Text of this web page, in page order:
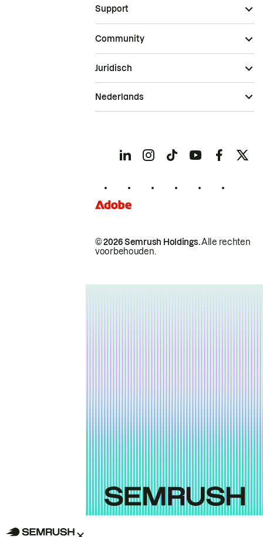
Support
Community
© 2026 Semrush Holdings.Alle rechten
voorbehouden.
Juridisch
Nederlands